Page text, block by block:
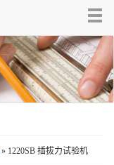
» 1220SB 插拔力试验机